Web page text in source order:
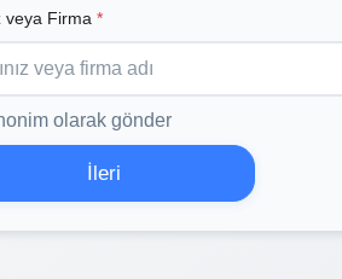
veya Firma *
olarak gönder
İleri